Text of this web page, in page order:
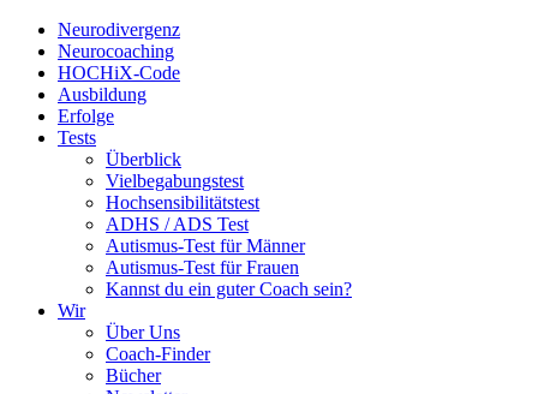
Neurodivergenz
Neurocoaching
HOCHiX-Code
Ausbildung
Erfolge
Tests
Überblick
Vielbegabungstest
Hochsensibilitätstest
ADHS / ADS Test
Autismus-Test für Männer
Autismus-Test für Frauen
Kannst du ein guter Coach sein?
Wir
Über Uns
Coach-Finder
Bücher